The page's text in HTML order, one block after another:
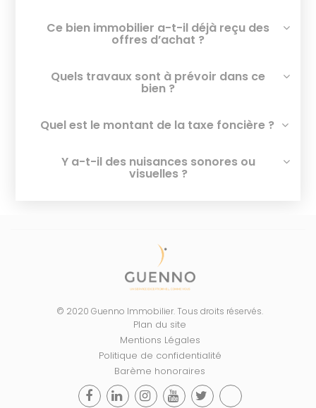
Ce bien immobilier a-t-il déjà reçu des
offres d’achat ?
Quels travaux sont à prévoir dans ce
bien ?
Quel est le montant de la taxe foncière ?
Y a-t-il des nuisances sonores ou
visuelles ?
© 2020 Guenno Immobilier. Tous droits réservés.
Plan du site
Mentions Légales
Politique de confidentialité
Barème honoraires